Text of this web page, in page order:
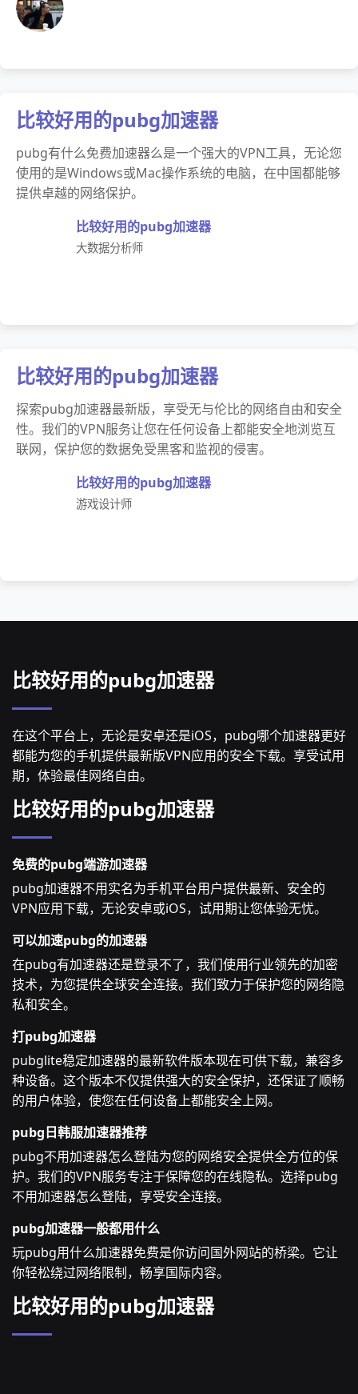
比较好用的pubg加速器
pubg有什么免费加速器么是一个强大的VPN工具，无论您
使用的是Windows或Mac操作系统的电脑，在中国都能够
提供卓越的网络保护。
比较好用的pubg加速器
大数据分析师
比较好用的pubg加速器
探索pubg加速器最新版，享受无与伦比的网络自由和安全
性。我们的VPN服务让您在任何设备上都能安全地浏览互
联网，保护您的数据免受黑客和监视的侵害。
比较好用的pubg加速器
游戏设计师
比较好用的pubg加速器
在这个平台上，无论是安卓还是iOS，pubg哪个加速器更好
都能为您的手机提供最新版VPN应用的安全下载。享受试用
期，体验最佳网络自由。
比较好用的pubg加速器
免费的pubg端游加速器
pubg加速器不用实名为手机平台用户提供最新、安全的
VPN应用下载，无论安卓或iOS，试用期让您体验无忧。
可以加速pubg的加速器
在pubg有加速器还是登录不了，我们使用行业领先的加密
技术，为您提供全球安全连接。我们致力于保护您的网络隐
私和安全。
打pubg加速器
pubglite稳定加速器的最新软件版本现在可供下载，兼容多
种设备。这个版本不仅提供强大的安全保护，还保证了顺畅
的用户体验，使您在任何设备上都能安全上网。
pubg日韩服加速器推荐
pubg不用加速器怎么登陆为您的网络安全提供全方位的保
护。我们的VPN服务专注于保障您的在线隐私。选择pubg
不用加速器怎么登陆，享受安全连接。
pubg加速器一般都用什么
玩pubg用什么加速器免费是你访问国外网站的桥梁。它让
你轻松绕过网络限制，畅享国际内容。
比较好用的pubg加速器